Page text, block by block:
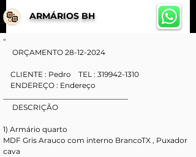
ARMÁRIOS BH
"
     ORÇAMENTO 28-12-2024
    CLIENTE : Pedro    TEL : 319942-1310
    ENDEREÇO : Endereço
     DESCRIÇÃO
1) Armário quarto
MDF Gris Arauco com interno BrancoTX , Puxador
cava